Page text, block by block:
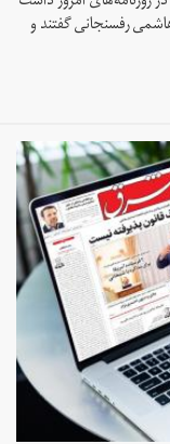
رفسنجانی گفتند و